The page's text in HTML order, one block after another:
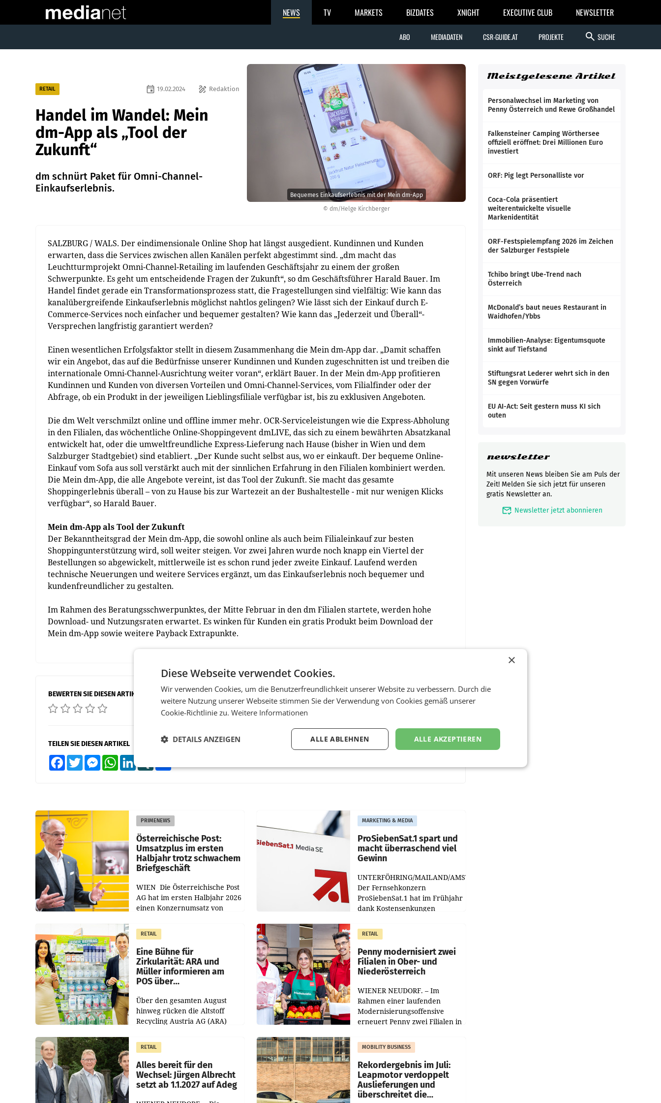
NEWS TV MARKETS BIZDATES XNIGHT EXECUTIVE CLUB NEWSLETTER
ABO MEDIADATEN CSR-GUIDE.AT PROJEKTE search SUCHE
© dm/Helge Kirchberger
Bequemes Einkaufserlebnis mit der Mein dm-App
RETAIL draw Redaktion
event 19.02.2024
Handel im Wandel: Mein
dm-App als „Tool der
Zukunft“
dm schnürt Paket für Omni-Channel-
Einkaufserlebnis.
SALZBURG / WALS. Der eindimensionale Online Shop hat längst ausgedient. Kundinnen und Kunden
erwarten, dass die Services zwischen allen Kanälen perfekt abgestimmt sind. „dm macht das
Leuchtturmprojekt Omni-Channel-Retailing im laufenden Geschäftsjahr zu einem der großen
Schwerpunkte. Es geht um entscheidende Fragen der Zukunft“, so dm Geschäftsführer Harald Bauer. Im
Handel findet gerade ein Transformationsprozess statt, die Fragestellungen sind vielfältig: Wie kann das
kanalübergreifende Einkaufserlebnis möglichst nahtlos gelingen? Wie lässt sich der Einkauf durch E-
Commerce-Services noch einfacher und bequemer gestalten? Wie kann das „Jederzeit und Überall“-
Versprechen langfristig garantiert werden?
Einen wesentlichen Erfolgsfaktor stellt in diesem Zusammenhang die Mein dm-App dar. „Damit schaffen
wir ein Angebot, das auf die Bedürfnisse unserer Kundinnen und Kunden zugeschnitten ist und treiben die
internationale Omni-Channel-Ausrichtung weiter voran“, erklärt Bauer. In der Mein dm-App profitieren
Kundinnen und Kunden von diversen Vorteilen und Omni-Channel-Services, vom Filialfinder oder der
Abfrage, ob ein Produkt in der jeweiligen Lieblingsfiliale verfügbar ist, bis zu exklusiven Angeboten.
Die dm Welt verschmilzt online und offline immer mehr. OCR-Serviceleistungen wie die Express-Abholung
in den Filialen, das wöchentliche Online-Shoppingevent dmLIVE, das sich zu einem bewährten Absatzkanal
entwickelt hat, oder die umweltfreundliche Express-Lieferung nach Hause (bisher in Wien und dem
Salzburger Stadtgebiet) sind etabliert. „Der Kunde sucht selbst aus, wo er einkauft. Der bequeme Online-
Einkauf vom Sofa aus soll verstärkt auch mit der sinnlichen Erfahrung in den Filialen kombiniert werden.
Die Mein dm-App, die alle Angebote vereint, ist das Tool der Zukunft. Sie macht das gesamte
Shoppingerlebnis überall – von zu Hause bis zur Wartezeit an der Bushaltestelle - mit nur wenigen Klicks
verfügbar“, so Harald Bauer.
Mein dm-App als Tool der Zukunft
Der Bekanntheitsgrad der Mein dm-App, die sowohl online als auch beim Filialeinkauf zur besten
Shoppingunterstützung wird, soll weiter steigen. Vor zwei Jahren wurde noch knapp ein Viertel der
Bestellungen so abgewickelt, mittlerweile ist es schon rund jeder zweite Einkauf. Laufend werden
technische Neuerungen und weitere Services ergänzt, um das Einkaufserlebnis noch bequemer und
kundenfreundlicher zu gestalten.
Im Rahmen des Beratungsschwerpunktes, der Mitte Februar in den dm Filialen startete, werden hohe
Download- und Nutzungsraten erwartet. Es winken für Kunden ein gratis Produkt beim Download der
Mein dm-App sowie weitere Payback Extrapunkte.
BEWERTEN SIE DIESEN ARTIKEL
TEILEN SIE DIESEN ARTIKEL
FacebookTwitter MessengerWhatsApp
PRIMENEWS
Österreichische Post:
Umsatzplus im ersten
Halbjahr trotz schwachem
Briefgeschäft
WIEN Die Österreichische Post
AG hat im ersten Halbjahr 2026
einen Konzernumsatz von
erwirtschaftet, was einem Plus
von 3,8 Prozent gegenüber
dem Vergleichszeitraum
MARKETING & MEDIA
ProSiebenSat.1 spart und
macht überraschend viel
Gewinn
UNTERFÖHRING/MAILAND/AMSTERDAM.
Der Fernsehkonzern
ProSiebenSat.1 hat im Frühjahr
dank Kostensenkungen
gemacht und die
Markterwartung deutlich
übertroffen.
RETAIL
Eine Bühne für
Zirkularität: ARA und
Müller informieren am
POS über
Über den gesamten August
hinweg rücken die Altstoff
Recycling Austria AG (ARA)
Müller die Initiative „Kreislauf-
Helden“ in allen
österreichischen Müller-Filialen
RETAIL
Penny modernisiert zwei
Filialen in Ober- und
Niederösterreich
WIENER NEUDORF. – Im
Rahmen einer laufenden
Modernisierungsoffensive
erneuert Penny zwei Filialen in
Die beiden Standorte liegen in
Haag sowie im rund
RETAIL
Alles bereit für den
Wechsel: Jürgen Albrecht
setzt ab 1.1.2027 auf Adeg
MOBILITY BUSINESS
Rekordergebnis im Juli:
Leapmotor verdoppelt
Auslieferungen und
überschreitet die
Meistgelesene Artikel
Personalwechsel im Marketing von
Penny Österreich und Rewe Großhandel
Falkensteiner Camping Wörthersee
offiziell eröffnet: Drei Millionen Euro
investiert
ORF: Pig legt Personalliste vor
Coca-Cola präsentiert
weiterentwickelte visuelle
Markenidentität
ORF-Festspielempfang 2026 im Zeichen
der Salzburger Festspiele
Tchibo bringt Ube-Trend nach
Österreich
McDonald’s baut neues Restaurant in
Waidhofen/Ybbs
Immobilien-Analyse: Eigentumsquote
sinkt auf Tiefstand
Stiftungsrat Lederer wehrt sich in den
SN gegen Vorwürfe
EU AI-Act: Seit gestern muss KI sich
outen
newsletter
Mit unseren News bleiben Sie am Puls der
Zeit! Melden Sie sich jetzt für unseren
gratis Newsletter an.
mark_email_read Newsletter jetzt abonnieren
×
Diese Webseite verwendet Cookies.
Wir verwenden Cookies, um die Benutzerfreundlichkeit unserer Website zu verbessern. Durch die
weitere Nutzung unserer Webseite stimmen Sie der Verwendung von Cookies gemäß unserer
Cookie-Richtlinie zu. Weitere Informationen
ALLE AKZEPTIEREN
ALLE ABLEHNEN
DETAILS ANZEIGEN